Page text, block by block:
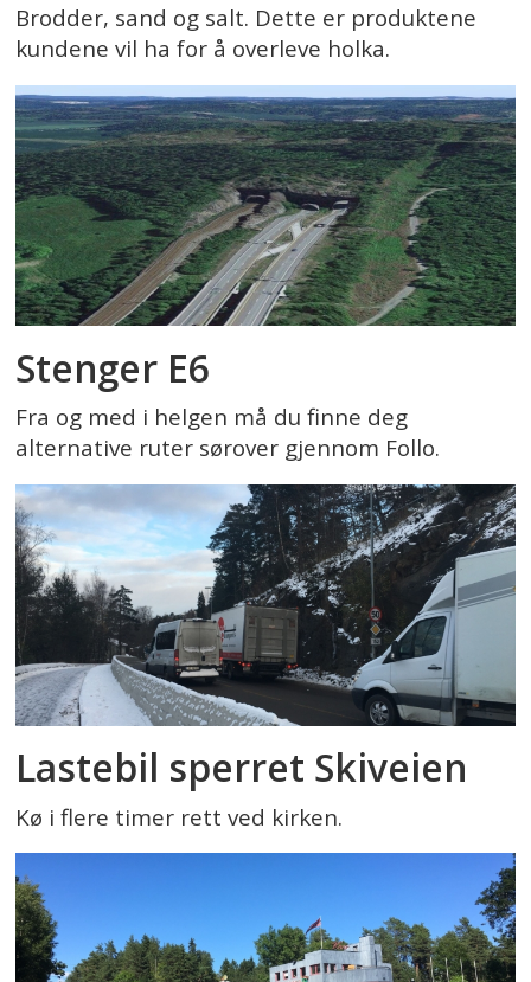
Brodder, sand og salt. Dette er produktene
kundene vil ha for å overleve holka.
Stenger E6
Fra og med i helgen må du finne deg
alternative ruter sørover gjennom Follo.
Lastebil sperret Skiveien
Kø i flere timer rett ved kirken.